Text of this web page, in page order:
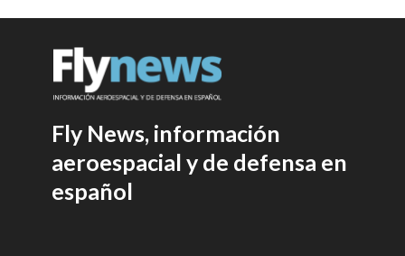
Fly News, información
aeroespacial y de defensa en
español